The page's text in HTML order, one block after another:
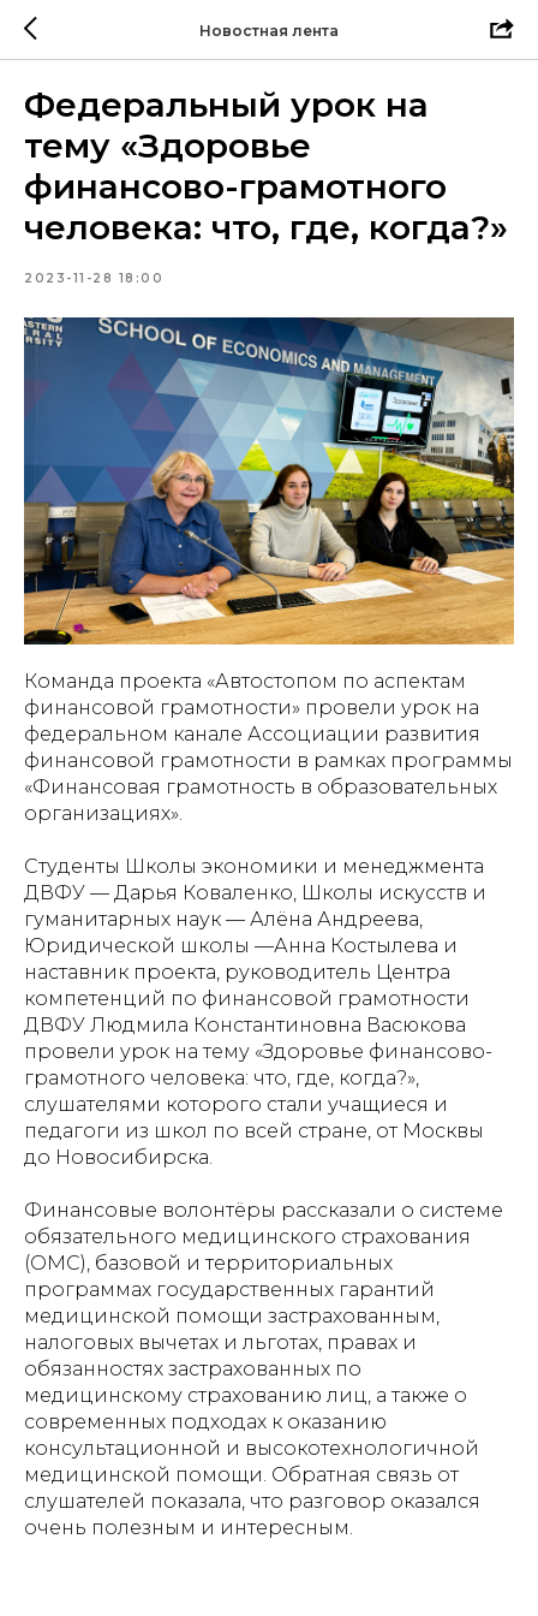
Новостная лента
Федеральный урок на
тему «Здоровье
финансово-грамотного
человека: что, где, когда?»
2023-11-28 18:00
Команда проекта «Автостопом по аспектам
финансовой грамотности» провели урок на
федеральном канале Ассоциации развития
финансовой грамотности в рамках программы
«Финансовая грамотность в образовательных
организациях».
Студенты Школы экономики и менеджмента
ДВФУ — Дарья Коваленко, Школы искусств и
гуманитарных наук — Алёна Андреева,
Юридической школы —Анна Костылева и
наставник проекта, руководитель Центра
компетенций по финансовой грамотности
ДВФУ Людмила Константиновна Васюкова
провели урок на тему «Здоровье финансово-
грамотного человека: что, где, когда?»,
слушателями которого стали учащиеся и
педагоги из школ по всей стране, от Москвы
до Новосибирска.
Финансовые волонтёры рассказали о системе
обязательного медицинского страхования
(ОМС), базовой и территориальных
программах государственных гарантий
медицинской помощи застрахованным,
налоговых вычетах и льготах, правах и
обязанностях застрахованных по
медицинскому страхованию лиц, а также о
современных подходах к оказанию
консультационной и высокотехнологичной
медицинской помощи. Обратная связь от
слушателей показала, что разговор оказался
очень полезным и интересным.